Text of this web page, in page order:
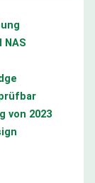
NAS
von 2023